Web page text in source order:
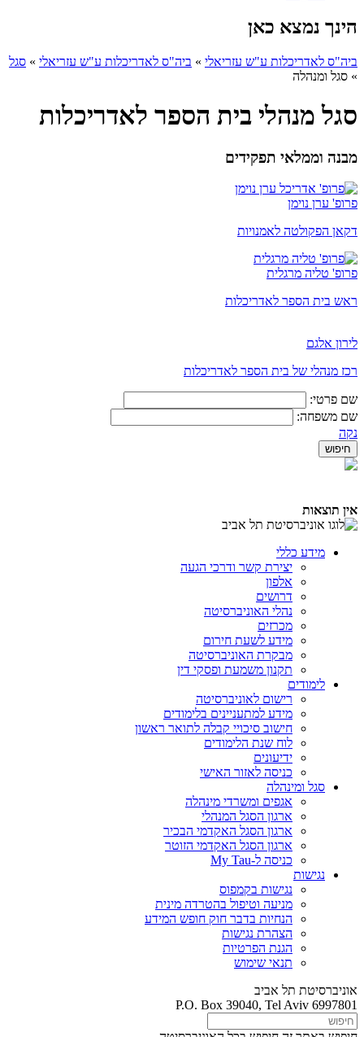
הינך נמצא כאן
ביה"ס לאדריכלות ע"ש עזריאלי » ביה"ס לאדריכלות ע"ש עזריאלי » סגל
» סגל ומנהלה
סגל מנהלי בית הספר לאדריכלות
מבנה וממלאי תפקידים
פרופ' ערן נוימן
דקאן הפקולטה לאמנויות
פרופ' טליה מרגלית
ראש בית הספר לאדריכלות
לירון אלגם
רכז מנהלי של בית הספר לאדריכלות
שם פרטי:
שם משפחה:
נקה
אין תוצאות
מידע כללי
יצירת קשר ודרכי הגעה
אלפון
דרושים
נהלי האוניברסיטה
מכרזים
מידע לשעת חירום
מבקרת האוניברסיטה
תקנון משמעת ופסקי דין
לימודים
רישום לאוניברסיטה
מידע למתעניינים בלימודים
חישוב סיכויי קבלה לתואר ראשון
לוח שנת הלימודים
ידיעונים
כניסה לאזור האישי
סגל ומינהלה
אגפים ומשרדי מינהלה
ארגון הסגל המנהלי
ארגון הסגל האקדמי הבכיר
ארגון הסגל האקדמי הזוטר
כניסה ל-My Tau
נגישות
נגישות בקמפוס
מניעה וטיפול בהטרדה מינית
הנחיות בדבר חוק חופש המידע
הצהרת נגישות
הגנת הפרטיות
תנאי שימוש
אוניברסיטת תל אביב
P.O. Box 39040, Tel Aviv 6997801